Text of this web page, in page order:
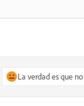
La verdad es que no